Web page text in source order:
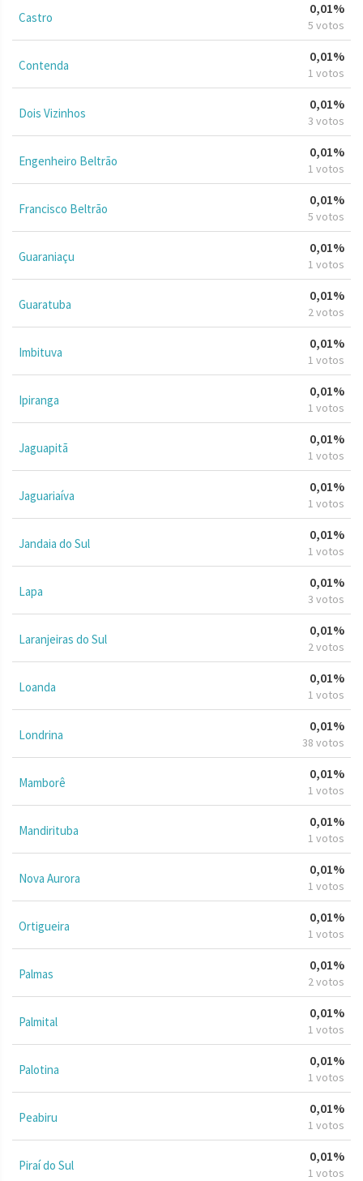
Castro
0,01%
5 votos
Contenda
0,01%
1 votos
Dois Vizinhos
0,01%
3 votos
Engenheiro Beltrão
0,01%
1 votos
Francisco Beltrão
0,01%
5 votos
Guaraniaçu
0,01%
1 votos
Guaratuba
0,01%
2 votos
Imbituva
0,01%
1 votos
Ipiranga
0,01%
1 votos
Jaguapitã
0,01%
1 votos
Jaguariaíva
0,01%
1 votos
Jandaia do Sul
0,01%
1 votos
Lapa
0,01%
3 votos
Laranjeiras do Sul
0,01%
2 votos
Loanda
0,01%
1 votos
Londrina
0,01%
38 votos
Mamborê
0,01%
1 votos
Mandirituba
0,01%
1 votos
Nova Aurora
0,01%
1 votos
Ortigueira
0,01%
1 votos
Palmas
0,01%
2 votos
Palmital
0,01%
1 votos
Palotina
0,01%
1 votos
Peabiru
0,01%
1 votos
Piraí do Sul
0,01%
1 votos